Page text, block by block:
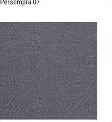
Persempra 07